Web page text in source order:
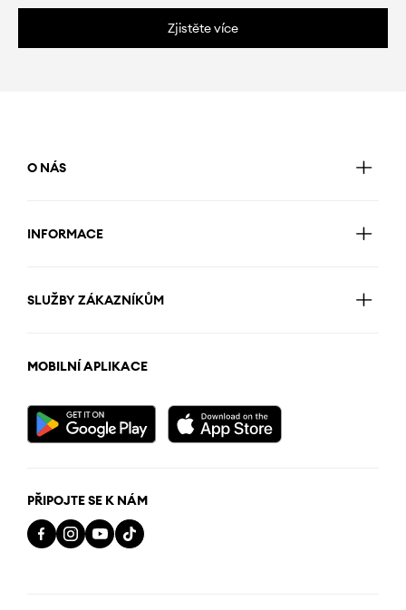
Zjistěte více
O NÁS
INFORMACE
SLUŽBY ZÁKAZNÍKŮM
MOBILNÍ APLIKACE
PŘIPOJTE SE K NÁM